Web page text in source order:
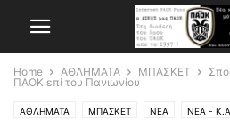
Home ΑΘΛΗΜΑΤΑ ΜΠΑΣΚΕΤ
ΠΑΟΚ επί του Πανιωνίου
ΑΘΛΗΜΑΤΑ ΜΠΑΣΚΕΤ ΝΕΑ ΝΕΑ -